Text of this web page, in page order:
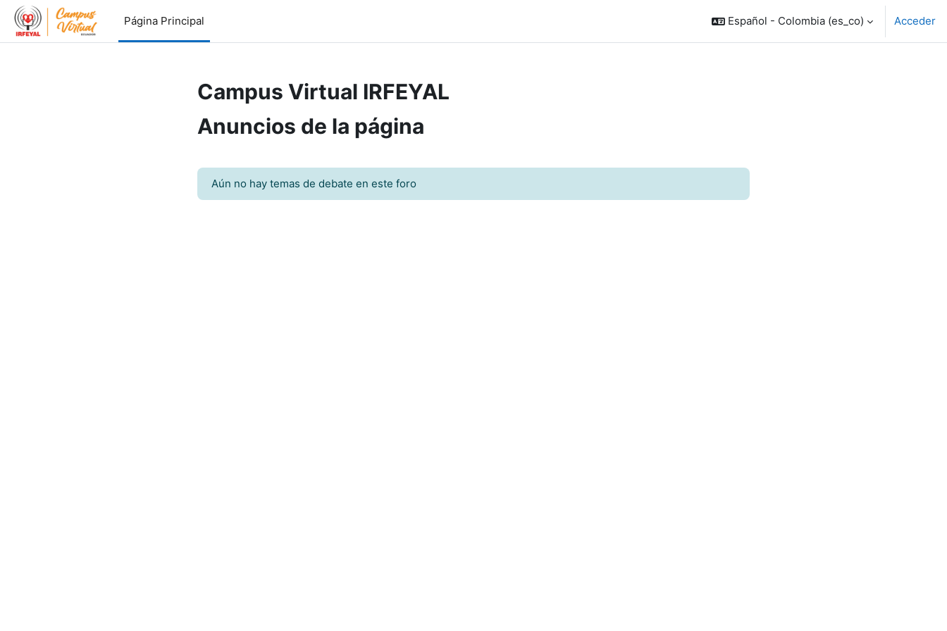
Saltar al contenido principal
Página Principal
Español - Colombia ‎(es_co)‎ Acceder
Campus Virtual IRFEYAL
Anuncios de la página
Aún no hay temas de debate en este foro